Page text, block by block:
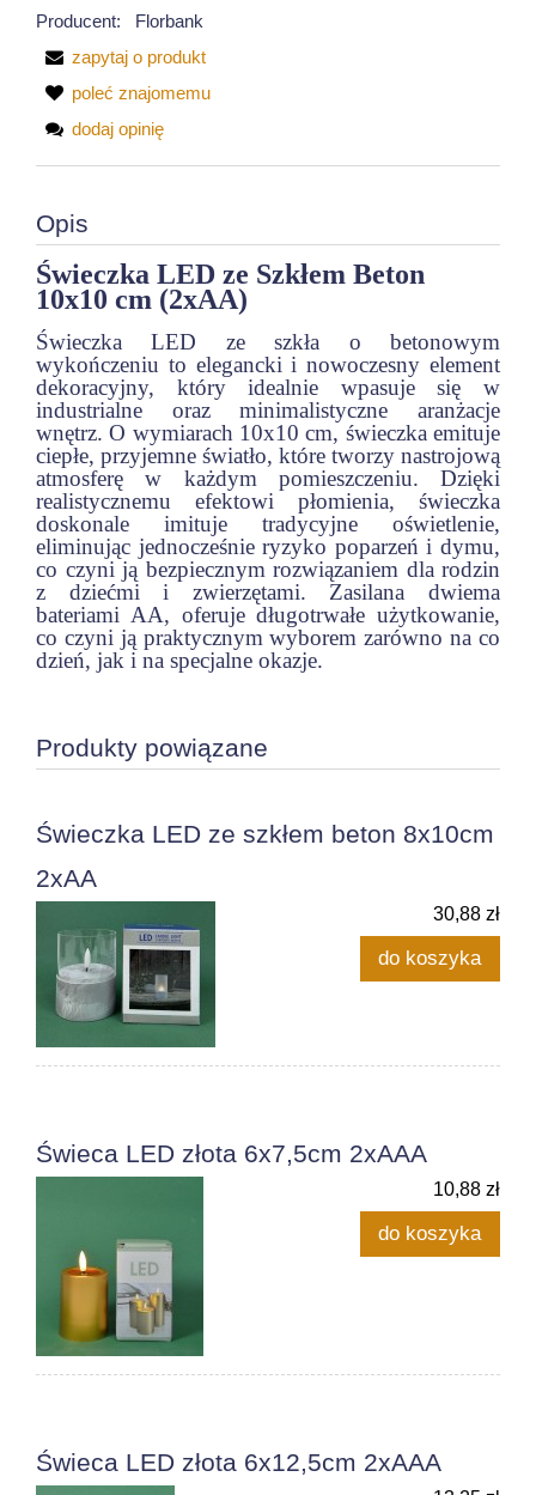
Producent:
Florbank
zapytaj o produkt
poleć znajomemu
dodaj opinię
Opis
Świeczka LED ze Szkłem Beton
10x10 cm (2xAA)
Świeczka LED ze szkła o betonowym
wykończeniu to elegancki i nowoczesny element
dekoracyjny, który idealnie wpasuje się w
industrialne oraz minimalistyczne aranżacje
wnętrz. O wymiarach 10x10 cm, świeczka emituje
ciepłe, przyjemne światło, które tworzy nastrojową
atmosferę w każdym pomieszczeniu. Dzięki
realistycznemu efektowi płomienia, świeczka
doskonale imituje tradycyjne oświetlenie,
eliminując jednocześnie ryzyko poparzeń i dymu,
co czyni ją bezpiecznym rozwiązaniem dla rodzin
z dziećmi i zwierzętami. Zasilana dwiema
bateriami AA, oferuje długotrwałe użytkowanie,
co czyni ją praktycznym wyborem zarówno na co
dzień, jak i na specjalne okazje.
Produkty powiązane
Świeczka LED ze szkłem beton 8x10cm
2xAA
30,88 zł
do koszyka
Świeca LED złota 6x7,5cm 2xAAA
10,88 zł
do koszyka
Świeca LED złota 6x12,5cm 2xAAA